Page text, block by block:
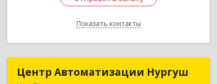
Показать контакты
Назад
Центр Автоматизации Нургуш
Центр Автоматизации Нургуш